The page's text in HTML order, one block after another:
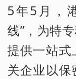
5年5月，
线”，为特
提供一站式
关企业以